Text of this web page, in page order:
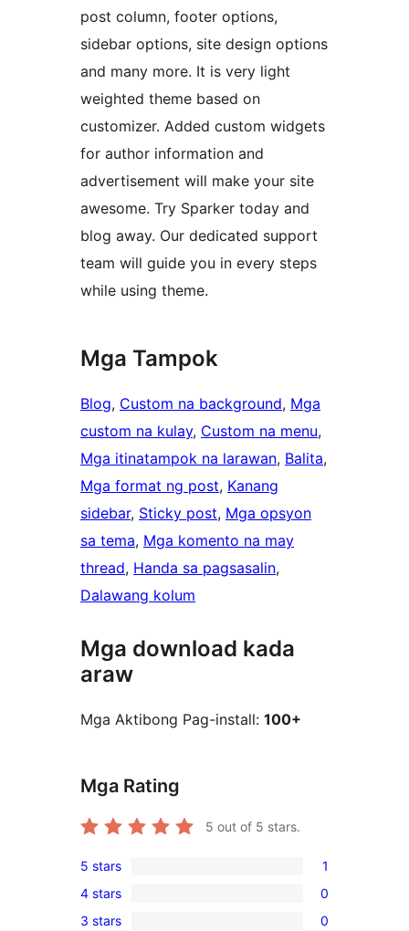
post column, footer options,
sidebar options, site design options
and many more. It is very light
weighted theme based on
customizer. Added custom widgets
for author information and
advertisement will make your site
awesome. Try Sparker today and
blog away. Our dedicated support
team will guide you in every steps
while using theme.
Mga Tampok
Blog, Custom na background, Mga
custom na kulay, Custom na menu
Mga itinatampok na larawan, Balita
Mga format ng post, Kanang
sidebar, Sticky post, Mga opsyon
sa tema, Mga komento na may
thread, Handa sa pagsasalin
Dalawang kolum
Mga download kada
araw
Mga Aktibong Pag-install: 100+
Mga Rating
5 out of 5 stars.
1
5-
star
5 stars 1
0
4-
4 stars 0
3 stars 0